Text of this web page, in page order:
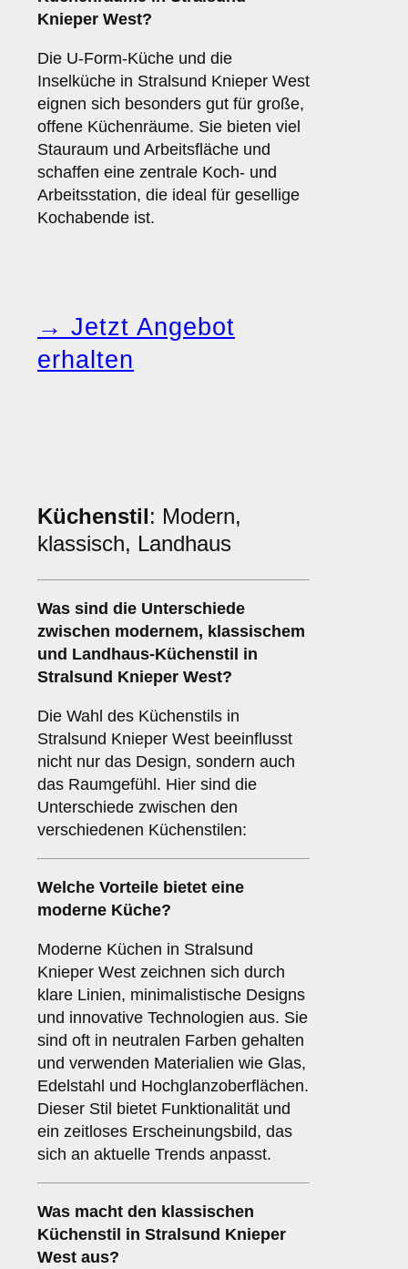
Knieper West?
Die U-Form-Küche und die
Inselküche in Stralsund Knieper West
eignen sich besonders gut für große,
offene Küchenräume. Sie bieten viel
Stauraum und Arbeitsfläche und
schaffen eine zentrale Koch- und
Arbeitsstation, die ideal für gesellige
Kochabende ist.
→ Jetzt Angebot
erhalten
Küchenstil: Modern,
klassisch, Landhaus
Was sind die Unterschiede
zwischen modernem, klassischem
und Landhaus-Küchenstil in
Stralsund Knieper West?
Die Wahl des Küchenstils in
Stralsund Knieper West beeinflusst
nicht nur das Design, sondern auch
das Raumgefühl. Hier sind die
Unterschiede zwischen den
verschiedenen Küchenstilen:
Welche Vorteile bietet eine
moderne Küche?
Moderne Küchen in Stralsund
Knieper West zeichnen sich durch
klare Linien, minimalistische Designs
und innovative Technologien aus. Sie
sind oft in neutralen Farben gehalten
und verwenden Materialien wie Glas,
Edelstahl und Hochglanzoberflächen.
Dieser Stil bietet Funktionalität und
ein zeitloses Erscheinungsbild, das
sich an aktuelle Trends anpasst.
Was macht den klassischen
Küchenstil in Stralsund Knieper
West aus?